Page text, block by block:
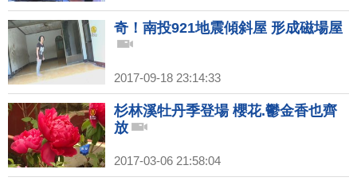
奇！南投921地震傾斜屋 形成磁場屋
2017-09-18 23:14:33
杉林溪牡丹季登場 櫻花.鬱金香也齊
放
2017-03-06 21:58:04